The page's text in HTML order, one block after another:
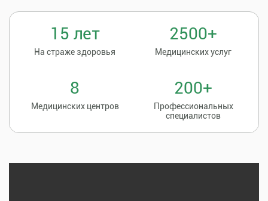
15 лет
На страже здоровья
2500+
Медицинских услуг
8
Медицинских центров
200+
Профессиональных
специалистов